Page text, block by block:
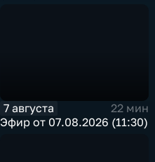
7 августа
22 мин
Эфир от 07.08.2026 (11:30)